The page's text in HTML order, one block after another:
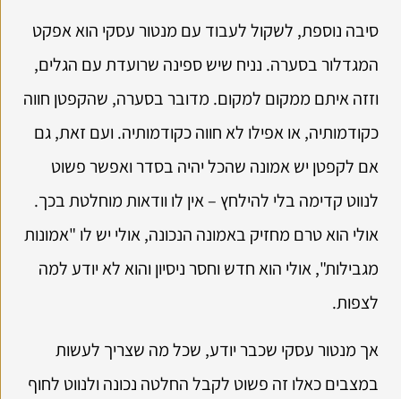
סיבה נוספת, לשקול לעבוד עם מנטור עסקי הוא אפקט
המגדלור בסערה. נניח שיש ספינה שרועדת עם הגלים,
וזזה איתם ממקום למקום. מדובר בסערה, שהקפטן חווה
כקודמותיה, או אפילו לא חווה כקודמותיה. ועם זאת, גם
אם לקפטן יש אמונה שהכל יהיה בסדר ואפשר פשוט
לנווט קדימה בלי להילחץ – אין לו וודאות מוחלטת בכך.
אולי הוא טרם מחזיק באמונה הנכונה, אולי יש לו "אמונות
מגבילות", אולי הוא חדש וחסר ניסיון והוא לא יודע למה
לצפות.
אך מנטור עסקי שכבר יודע, שכל מה שצריך לעשות
במצבים כאלו זה פשוט לקבל החלטה נכונה ולנווט לחוף